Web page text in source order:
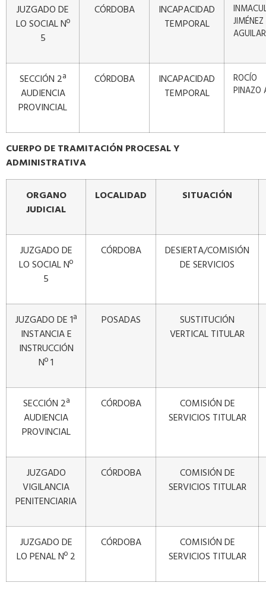
JUZGADO DE
LO SOCIAL Nº
5
CÓRDOBA
INCAPACIDAD
TEMPORAL
JIMÉNEZ
AGUILAR
SECCIÓN 2ª
AUDIENCIA
PROVINCIAL
CÓRDOBA
INCAPACIDAD
TEMPORAL
ROCÍO
PINAZO
CUERPO DETRAMITACIÓN PROCESAL Y
ADMINISTRATIVA
ORGANO
JUDICIAL
LOCALIDAD SITUACIÓN
JUZGADO DE
LO SOCIAL Nº
5
CÓRDOBA
DESIERTA/COMISIÓN
DE SERVICIOS
JUZGADO DE 1ª
INSTANCIA E
INSTRUCCIÓN
Nº 1
POSADAS
SUSTITUCIÓN
VERTICAL TITULAR
SECCIÓN 2ª
AUDIENCIA
PROVINCIAL
CÓRDOBA
COMISIÓN DE
SERVICIOS TITULAR
JUZGADO
VIGILANCIA
PENITENCIARIA
CÓRDOBA
COMISIÓN DE
SERVICIOS TITULAR
JUZGADO DE
LO PENAL Nº 2
CÓRDOBA
COMISIÓN DE
SERVICIOS TITULAR